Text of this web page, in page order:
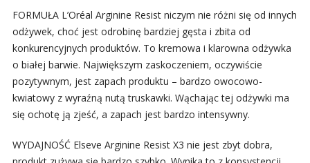
FORMUŁA L’Oréal Arginine Resist niczym nie różni się od innych
odżywek, choć jest odrobinę bardziej gęsta i zbita od
konkurencyjnych produktów. To kremowa i klarowna odżywka
o białej barwie. Największym zaskoczeniem, oczywiście
pozytywnym, jest zapach produktu – bardzo owocowo-
kwiatowy z wyraźną nutą truskawki. Wąchając tej odżywki ma
się ochotę ją zjeść, a zapach jest bardzo intensywny.
WYDAJNOŚĆ Elseve Arginine Resist X3 nie jest zbyt dobra,